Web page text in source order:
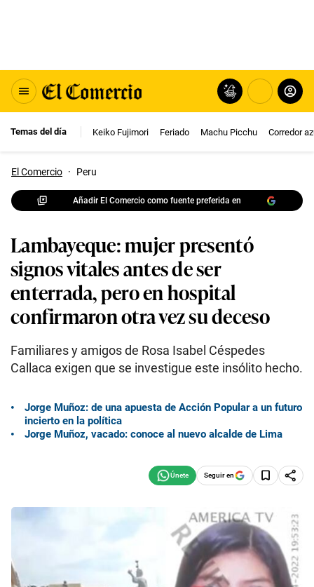
Temas del día Keiko Fujimori Feriado Machu Picchu Corredor
El Comercio · Peru
Añadir El Comercio como fuente preferida en
Lambayeque: mujer presentó
signos vitales antes de ser
enterrada, pero en hospital
confirmaron otra vez su deceso
Familiares y amigos de Rosa Isabel Céspedes
Callaca exigen que se investigue este insólito hecho.
Jorge Muñoz: de una apuesta de Acción Popular a un futuro
incierto en la política
Jorge Muñoz, vacado: conoce al nuevo alcalde de Lima
Seguir en